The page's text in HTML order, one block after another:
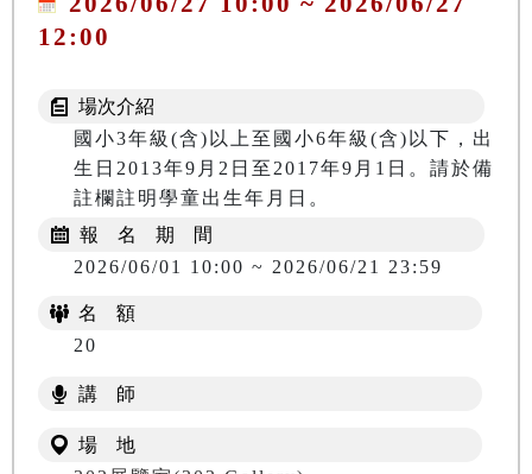
12:00
場次介紹
國小3年級(含)以上至國小6年級(含)以下，出
生日2013年9月2日至2017年9月1日。請於備
註欄註明學童出生年月日。
報 名 期 間
2026/06/01 10:00 ~ 2026/06/21 23:59
名 額
20
講 師
場 地